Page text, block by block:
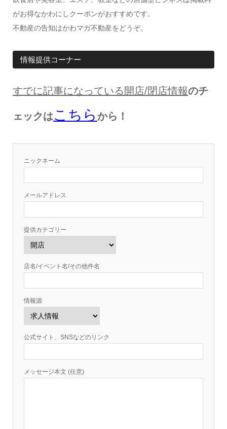
がお得なかわにしクーポンがおすすめです。
不動産の告知はかわマガ不動産をどうぞ。
情報提供コーナー
すでに記事になっている開店/閉店情報のチ
ェックはこちら から！
ニックネーム
メールアドレス
提供カテゴリー
店名/イベント名/その他件名
情報源
公式サイト、SNSなどのリンク
メッセージ本文 (任意)